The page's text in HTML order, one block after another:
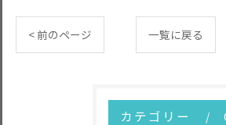
< 前のページ 一覧に戻る
カテゴリー